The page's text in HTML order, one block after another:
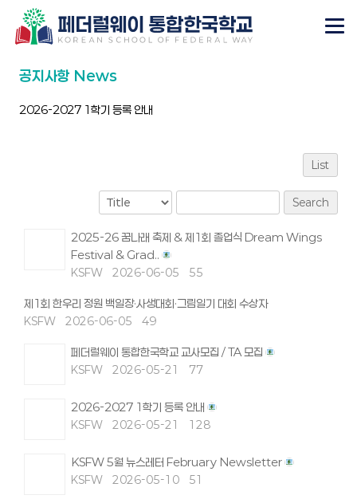
공지사항 News
2026-2027 1학기 등록 안내
List
Search
2025-26 꿈나래 축제 & 제1회 졸업식 Dream Wings
Festival & Grad..
KSFW 2026-06-05 55
제1회 한우리 정원 백일장·사생대회·그림일기 대회 수상자
KSFW 2026-06-05 49
페더럴웨이 통합한국학교 교사모집 / TA 모집
KSFW 2026-05-21 77
2026-2027 1학기 등록 안내
KSFW 2026-05-21 128
KSFW 5월 뉴스레터 February Newsletter
KSFW 2026-05-10 51